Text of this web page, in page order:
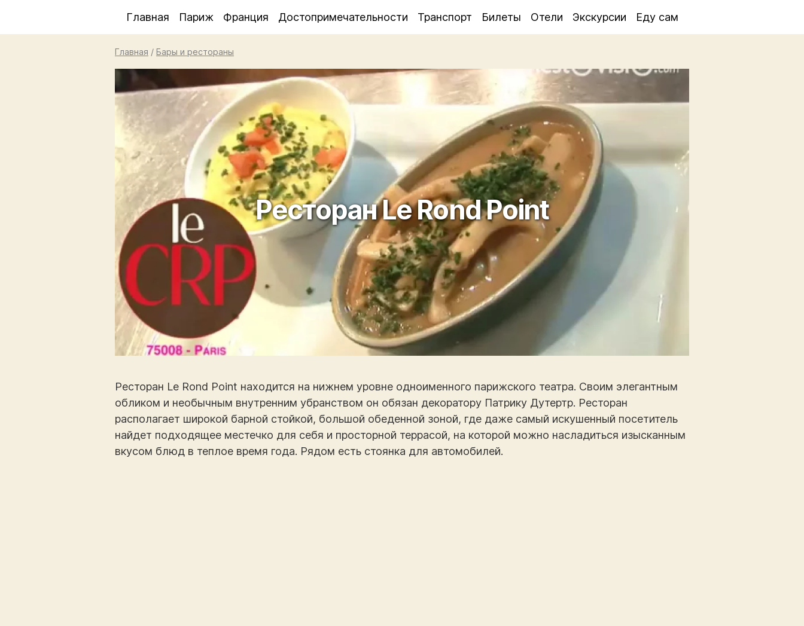
Главная Париж Франция Достопримечательности Транспорт Билеты Отели Экскурсии Еду сам
Главная / Бары и рестораны
Ресторан Le Rond Point
Ресторан Le Rond Point находится на нижнем уровне одноименного парижского театра. Своим элегантным
обликом и необычным внутренним убранством он обязан декоратору Патрику Дутертр. Ресторан
располагает широкой барной стойкой, большой обеденной зоной, где даже самый искушенный посетитель
найдет подходящее местечко для себя и просторной террасой, на которой можно насладиться изысканным
вкусом блюд в теплое время года. Рядом есть стоянка для автомобилей.